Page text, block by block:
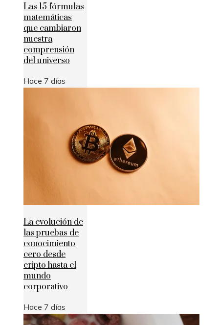
Las 15 fórmulas
matemáticas
que cambiaron
nuestra
comprensión
del universo
Hace 7 días
La evolución de
las pruebas de
conocimiento
cero desde
cripto hasta el
mundo
corporativo
Hace 7 días